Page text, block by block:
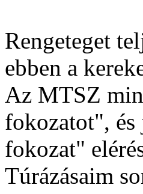
Rengeteget
ebben a
Az MTSZ
fokozatot",
fokozat"
Túrázásaim